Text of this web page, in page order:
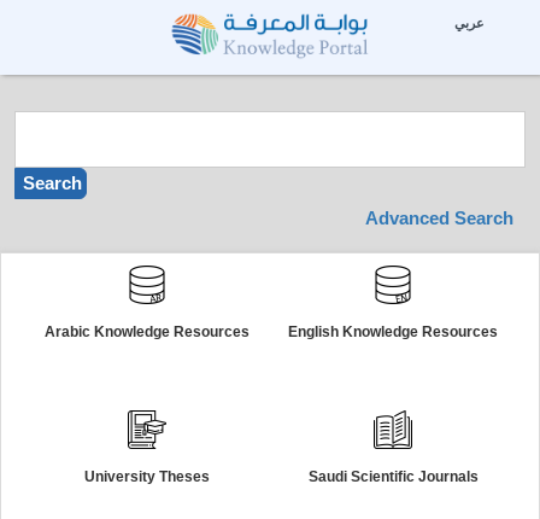
عربي
Search
Search
Advanced Search
Arabic Knowledge Resources English Knowledge Resources
University Theses Saudi Scientific Journals